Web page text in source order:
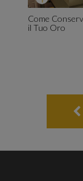
Come
il Tuo Oro